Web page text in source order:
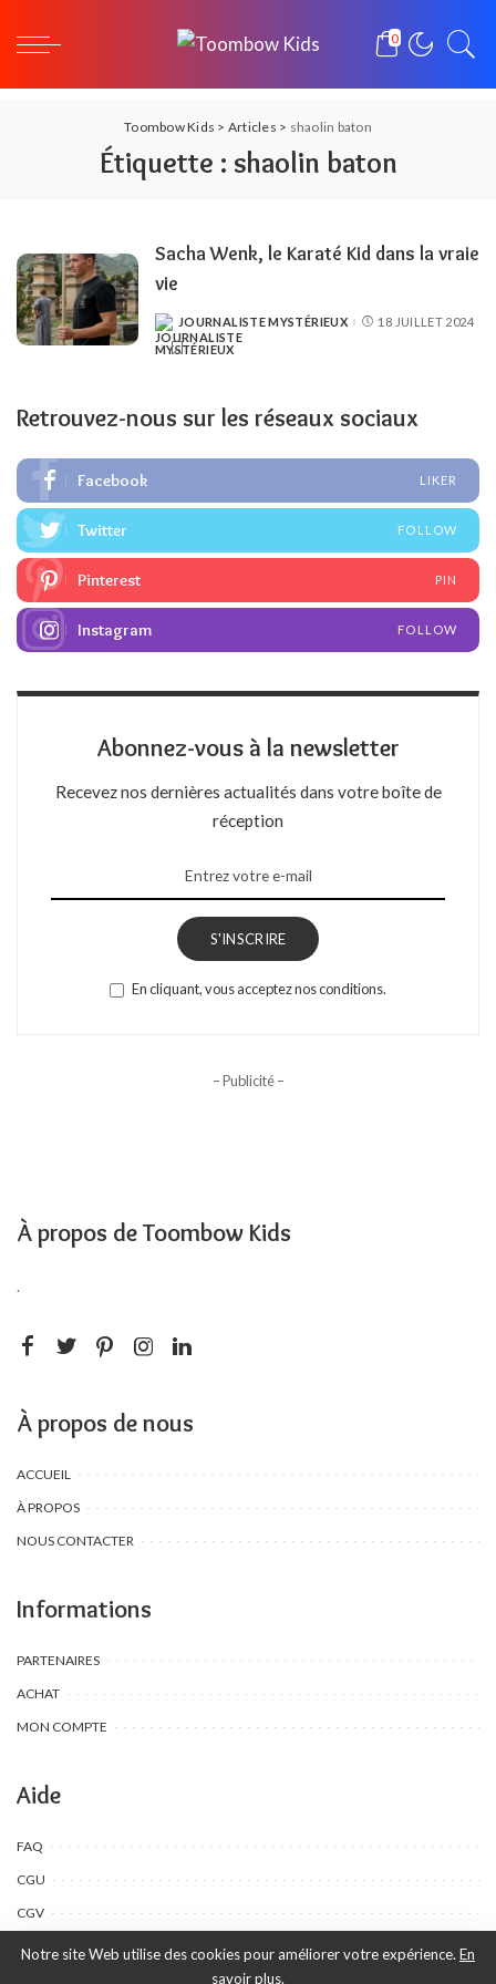
0
Toombow Kids > Articles > shaolin baton
Étiquette : shaolin baton
Sacha Wenk, le Karaté Kid dans la vraie
vie
POSTED
BY
JOURNALISTE MYSTÉRIEUX 18 JUILLET 2024
Retrouvez-nous sur les réseaux sociaux
Facebook LIKER
Twitter FOLLOW
Pinterest PIN
Instagram FOLLOW
Abonnez-vous à la newsletter
Recevez nos dernières actualités dans votre boîte de
réception
S'INSCRIRE
En cliquant, vous acceptez nos conditions.
– Publicité –
À propos de Toombow Kids
.
À propos de nous
ACCUEIL
À PROPOS
NOUS CONTACTER
Informations
PARTENAIRES
ACHAT
MON COMPTE
Aide
FAQ
CGU
CGV
Notre site Web utilise des cookies pour améliorer votre expérience. En
savoir plus.